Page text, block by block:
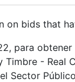
on bids that
para
Timbre - Real
Sector